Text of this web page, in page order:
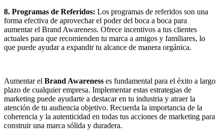
8. Programas de Referidos: Los programas de referidos son una
forma efectiva de aprovechar el poder del boca a boca para
aumentar el Brand Awareness. Ofrece incentivos a tus clientes
actuales para que recomienden tu marca a amigos y familiares, lo
que puede ayudar a expandir tu alcance de manera orgánica.
Aumentar el Brand Awareness es fundamental para el éxito a largo
plazo de cualquier empresa. Implementar estas estrategias de
marketing puede ayudarte a destacar en tu industria y atraer la
atención de tu audiencia objetivo. Recuerda la importancia de la
coherencia y la autenticidad en todas tus acciones de marketing para
construir una marca sólida y duradera.